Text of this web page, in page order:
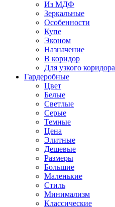
Из МДФ
Зеркальные
Особенности
Купе
Эконом
Назначение
В коридор
Для узкого коридора
Гардеробные
Цвет
Белые
Светлые
Серые
Темные
Цена
Элитные
Дешевые
Размеры
Большие
Маленькие
Стиль
Минимализм
Классические